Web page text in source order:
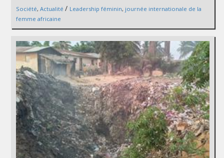
Société, Actualité / Leadership féminin, journée internationale de la
femme africaine